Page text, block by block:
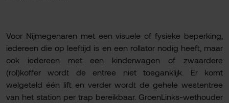
Voor Nijmegenaren met een visuele of fysieke beperking,
iedereen die op leeftijd is en een rollator nodig heeft, maar
ook iedereen met een kinderwagen of zwaardere
(rol)koffer wordt de entree niet toeganklijk. Er komt
welgeteld één lift en verder wordt de gehele westentree
van het station per trap bereikbaar. GroenLinks-wethouder